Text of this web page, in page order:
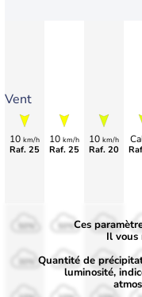
Vent
10 km/h
Raf. 25
10 km/h
Raf. 25
10 km/h
Raf. 20
50%
30%
50%
30%
Ces
Il vous
Quantité de
luminosité,